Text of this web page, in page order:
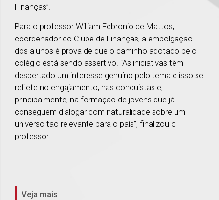
Finanças”.
Para o professor William Febronio de Mattos,
coordenador do Clube de Finanças, a empolgação
dos alunos é prova de que o caminho adotado pelo
colégio está sendo assertivo. “As iniciativas têm
despertado um interesse genuíno pelo tema e isso se
reflete no engajamento, nas conquistas e,
principalmente, na formação de jovens que já
conseguem dialogar com naturalidade sobre um
universo tão relevante para o país”, finalizou o
professor.
Veja mais